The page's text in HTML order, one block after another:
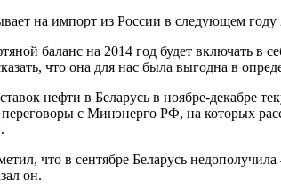
на импорт из России в следующем
баланс на 2014 год будет включать в
что она для нас была выгодна в
нефти в Беларусь в ноябре-декабре
переговоры с Минэнерго РФ, на которых
что в сентябре Беларусь
он.